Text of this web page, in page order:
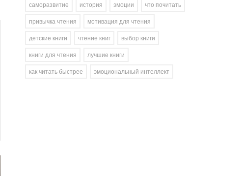
саморазвитие
история эмоции
что почитать
привычка чтения
мотивация для чтения
детские книги
чтение книг
выбор книги
книги для чтения
лучшие книги
как читать быстрее
эмоциональный интеллект